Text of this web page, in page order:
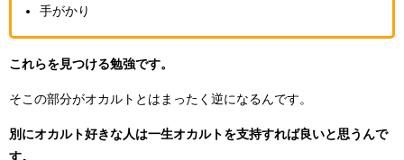
手がかり
これらを見つける勉強です。
そこの部分がオカルトとはまったく逆になるんです。
別にオカルト好きな人は一生オカルトを支持すれば良いと思うんで
す。